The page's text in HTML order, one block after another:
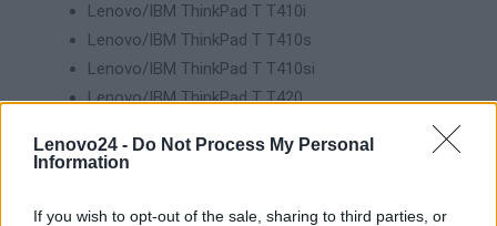
Lenovo24 - Do Not Process My Personal
Information
If you wish to opt-out of the sale, sharing to third parties, or
Lenovo/IBM ThinkPad T T410i
Lenovo/IBM ThinkPad T T410s
Lenovo/IBM ThinkPad T T410si
Lenovo/IBM ThinkPad T T420
Lenovo/IBM ThinkPad T T430
Lenovo/IBM ThinkPad T T510